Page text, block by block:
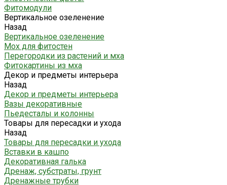
Фитомодули
Вертикальное озеленение
Назад
Вертикальное озеленение
Мох для фитостен
Перегородки из растений и мха
Фитокартины из мха
Декор и предметы интерьера
Назад
Декор и предметы интерьера
Вазы декоративные
Пьедесталы и колонны
Товары для пересадки и ухода
Назад
Товары для пересадки и ухода
Вставки в кашпо
Декоративная галька
Дренаж, субстраты, грунт
Дренажные трубки